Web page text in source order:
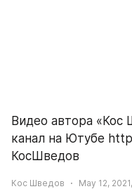
Видео автора
канал на Ютубе
КосШведов
Кос Шведов May 12,